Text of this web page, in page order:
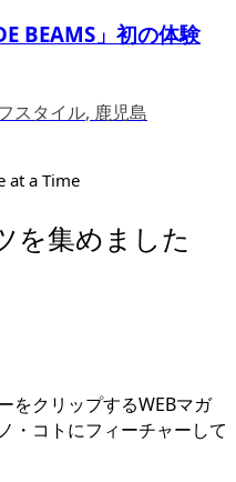
BEAMS」初の体験
スタイル, 鹿児島
at a Time
を集めました
をクリップするWEBマガ
・コトにフィーチャーして